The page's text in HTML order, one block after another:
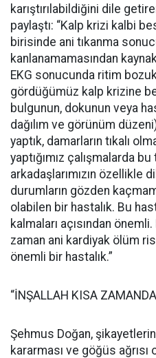
karıştırılabildiğini dile
paylaştı: “Kalp krizi kalbi
birisinde ani tıkanma
kanlanamamasından
EKG sonucunda ritim
gördüğümüz kalp krizine
bulgunun, dokunun veya
dağılım ve görünüm
yaptık, damarların tıkalı
yaptığımız çalışmalarda
arkadaşlarımızın özellikle
durumların gözden
olabilen bir hastalık. Bu
kalmaları açısından
zaman ani kardiyak ölüm
önemli bir hastalık.”
“İNŞALLAH KISA
Şehmus Doğan,
kararması ve göğüs ağrısı